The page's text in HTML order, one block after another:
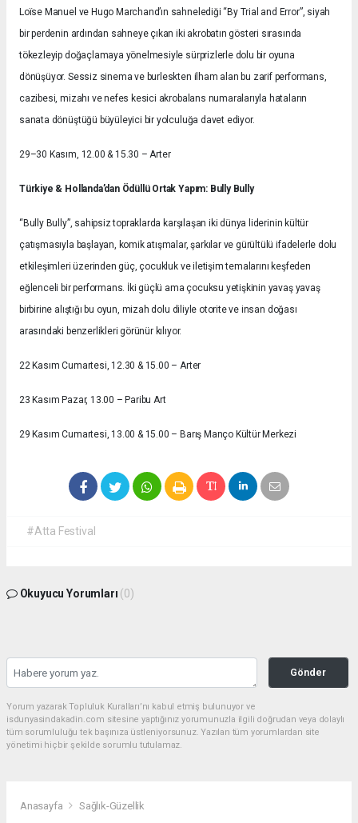
Loïse Manuel ve Hugo Marchand’ın sahnelediği “By Trial and Error”, siyah
bir perdenin ardından sahneye çıkan iki akrobatın gösteri sırasında
tökezleyip doğaçlamaya yönelmesiyle sürprizlerle dolu bir oyuna
dönüşüyor. Sessiz sinema ve burleskten ilham alan bu zarif performans,
cazibesi, mizahı ve nefes kesici akrobalans numaralarıyla hataların
sanata dönüştüğü büyüleyici bir yolculuğa davet ediyor.
29–30 Kasım, 12.00 & 15.30 – Arter
Türkiye & Hollanda’dan Ödüllü Ortak Yapım: Bully Bully
“Bully Bully”, sahipsiz topraklarda karşılaşan iki dünya liderinin kültür
çatışmasıyla başlayan, komik atışmalar, şarkılar ve gürültülü ifadelerle dolu
etkileşimleri üzerinden güç, çocukluk ve iletişim temalarını keşfeden
eğlenceli bir performans. İki güçlü ama çocuksu yetişkinin yavaş yavaş
birbirine alıştığı bu oyun, mizah dolu diliyle otorite ve insan doğası
arasındaki benzerlikleri görünür kılıyor.
22 Kasım Cumartesi, 12.30 & 15.00 – Arter
23 Kasım Pazar, 13.00 – Paribu Art
29 Kasım Cumartesi, 13.00 & 15.00 – Barış Manço Kültür Merkezi
#Atta Festival
Okuyucu Yorumları (0)
Gönder
Yorum yazarak Topluluk Kuralları’nı kabul etmiş bulunuyor ve
isdunyasindakadin.com sitesine yaptığınız yorumunuzla ilgili doğrudan veya dolaylı
tüm sorumluluğu tek başınıza üstleniyorsunuz. Yazılan tüm yorumlardan site
yönetimi hiçbir şekilde sorumlu tutulamaz.
Anasayfa Sağlık-Güzellik